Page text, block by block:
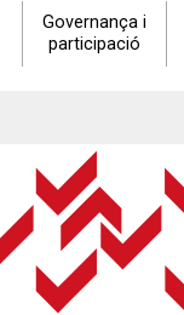
Governança i
participació